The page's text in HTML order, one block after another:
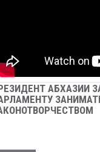
В С.
Sep 25,
УЛИЦУ
МУРАТА
ЧЛОУ
АБХАЗИИ